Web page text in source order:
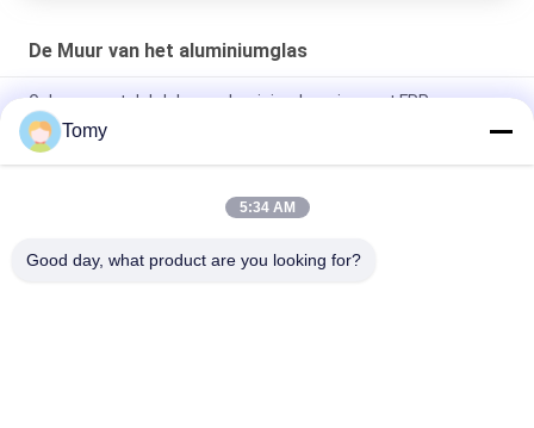
De Muur van het aluminiumglas
Gebouw met dakdak van aluminiumlegering met FRP-
vezelplaat glazen dakraam
Energiezuinige glazen gordijnwandfasadesystemen
Aangepast de Luifelvenster van de Aluminiumjaloezie voor
Tomy
5:34 AM
Good day, what product are you looking for?